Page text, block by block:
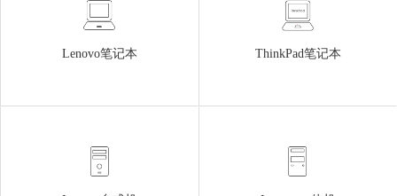
Lenovo笔记本 ThinkPad笔记本